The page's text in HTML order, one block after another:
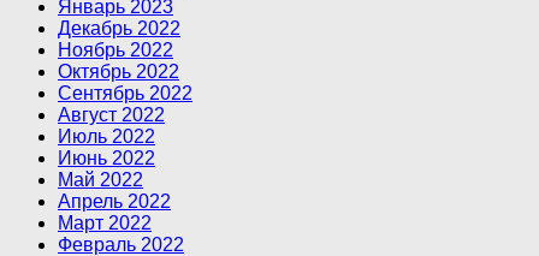
Январь 2023
Декабрь 2022
Ноябрь 2022
Октябрь 2022
Сентябрь 2022
Август 2022
Июль 2022
Июнь 2022
Май 2022
Апрель 2022
Март 2022
Февраль 2022